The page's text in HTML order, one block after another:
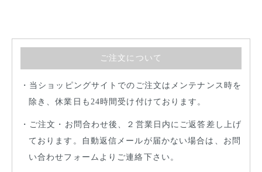
ご注文について
当ショッピングサイトでのご注文はメンテナンス時を
除き、休業日も24時間受け付けております。
ご注文・お問合わせ後、２営業日内にご返答差し上げ
ております。自動返信メールが届かない場合は、お問
い合わせフォームよりご連絡下さい。